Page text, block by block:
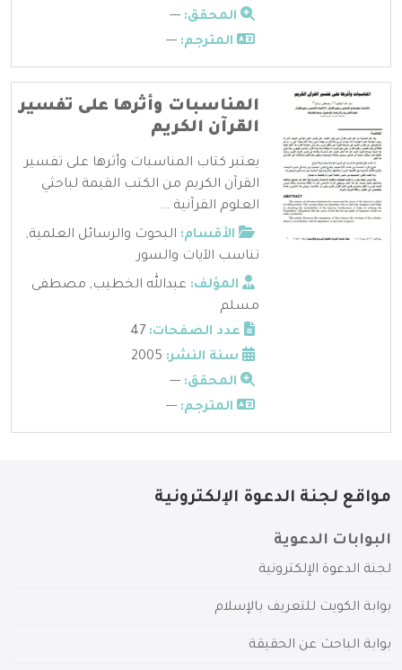
المحقق: ---
المترجم: ---
المناسبات وأثرها على تفسير
القرآن الكريم
يعتبر كتاب المناسبات وأثرها على تفسير
القرآن الكريم من الكتب القيمة لباحثي
العلوم القرآنية ...
الأقسام: البحوث والرسائل العلمية,
تناسب الآيات والسور
المؤلف: عبدالله الخطيب, مصطفى
مسلم
عدد الصفحات:
سنة النشر:
المحقق: ---
المترجم: ---
مواقع لجنة الدعوة الإلكترونية
البوابات الدعوية
لجنة الدعوة الإلكترونية
بوابة الكويت للتعريف بالإسلام
بوابة الباحث عن الحقيقة